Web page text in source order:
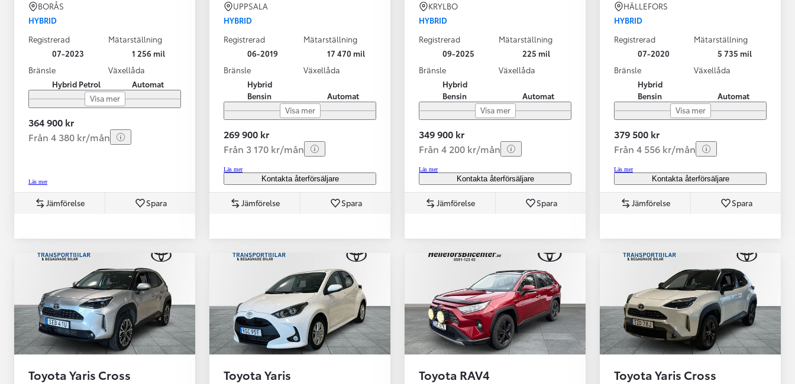
BORÅS
HYBRID
Registrerad
07-2023
Mätarställning
1 256 mil
Bränsle
Hybrid Petrol
Växellåda
Automat
Visa mer
364 900 kr
Från 4 380 kr/mån
Läs mer
Jämförelse Spara
UPPSALA
HYBRID
Registrerad
06-2019
Mätarställning
17 470 mil
Bränsle
Hybrid
Bensin
Växellåda
Automat
Visa mer
269 900 kr
Från 3 170 kr/mån
Läs mer
Kontakta återförsäljare
Jämförelse Spara
KRYLBO
HYBRID
Registrerad
09-2025
Mätarställning
225 mil
Bränsle
Hybrid
Bensin
Växellåda
Automat
Visa mer
349 900 kr
Från 4 200 kr/mån
Läs mer
Kontakta återförsäljare
Jämförelse Spara
HÄLLEFORS
HYBRID
Registrerad
07-2020
Mätarställning
5 735 mil
Bränsle
Hybrid
Bensin
Växellåda
Automat
Visa mer
379 500 kr
Från 4 556 kr/mån
Läs mer
Kontakta återförsäljare
Jämförelse Spara
Toyota Yaris Cross Toyota Yaris Toyota RAV4 Toyota Yaris Cross